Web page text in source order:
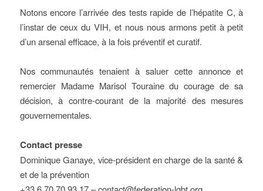
Notons encore l’arrivée des tests rapide de l’hépatite C, à
l’instar de ceux du VIH, et nous nous armons petit à petit
d’un arsenal efficace, à la fois préventif et curatif.
Nos communautés tenaient à saluer cette annonce et
remercier Madame Marisol Touraine du courage de sa
décision, à contre-courant de la majorité des mesures
gouvernementales.
Contact presse
Dominique Ganaye, vice-président en charge de la santé &
et de la prévention